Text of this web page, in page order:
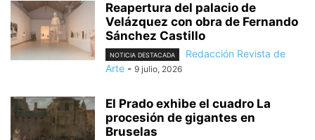
Reapertura del palacio de
Velázquez con obra de Fernando
Sánchez Castillo
NOTICIA DESTACADA
Redacción Revista de
Arte - 9 julio, 2026
El Prado exhibe el cuadro La
procesión de gigantes en
Bruselas